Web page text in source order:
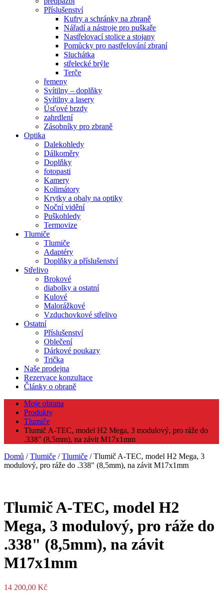
Příslušenství
Kufry a schránky na zbraně
Nářadí a nástroje pro puškaře
Nastřelovací stolice a stojany
Pomůcky pro nastřelování zbraní
Sluchátka
střelecké brýle
Terče
řemeny
Svítilny – doplňky
Svítilny a lasery
Úsťové brzdy
zahrdlení
Zásobníky pro zbraně
Optika
Dalekohledy
Dálkoměry
Doplňky
fotopasti
Kamery
Kolimátory
Krytky a obaly na optiky
Noční vidění
Puškohledy
Termovize
Tlumiče
Tlumiče
Adaptéry
Doplňky a příslušenství
Střelivo
Brokové
diabolky a ostatní
Kulové
Malorážkové
Vzduchovkové střelivo
Ostatní
Příslušenství
Oblečení
Dárkové poukazy
Trička
Naše prodejna
Rezervace konzultace
Články o obraně
Moje obrana
Produkty
Tlumiče
Tlumič A-TEC, model H2 Mega, 3 modulový, pro ráže do
.338" (8,5mm), na závit M17x1mm
Domů /Tlumiče /Tlumiče / Tlumič A-TEC, model H2 Mega, 3
modulový, pro ráže do .338" (8,5mm), na závit M17x1mm
Tlumič A-TEC, model H2
Mega, 3 modulový, pro ráže do
.338" (8,5mm), na závit
M17x1mm
14 200,00 Kč